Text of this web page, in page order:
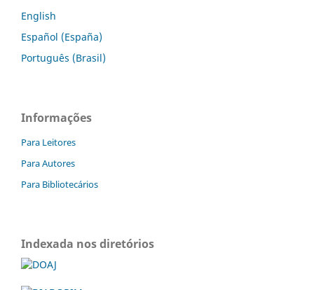
English
Español (España)
Português (Brasil)
Informações
Para Leitores
Para Autores
Para Bibliotecários
Indexada nos diretórios